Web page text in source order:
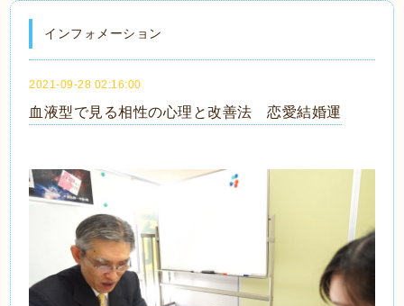
インフォメーション
2021-09-28 02:16:00
血液型で見る相性の心理と改善法 恋愛結婚運